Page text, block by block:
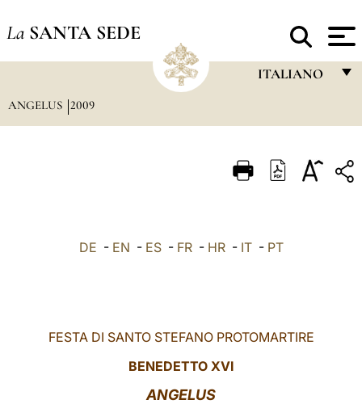
La SANTA SEDE
ITALIANO
ITALIANO
ANGELUS 2009
DE - EN - ES- FR- HR- IT- PT
FESTA DI SANTO STEFANO PROTOMARTIRE
BENEDETTO XVI
ANGELUS